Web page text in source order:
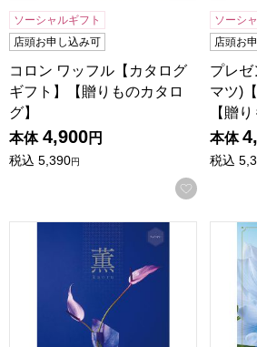
ソーシャルギフト
店頭お申し込み可
コロン ワッフル【カタログ
ギフト】【贈りものカタロ
グ】
本体 4,900円
税込 5,390円
お気に入
ソーシ
店頭お
プレゼ
マツ)
【贈
本体
税込
薫 りゅうせい【カタログギフト】【
フレ